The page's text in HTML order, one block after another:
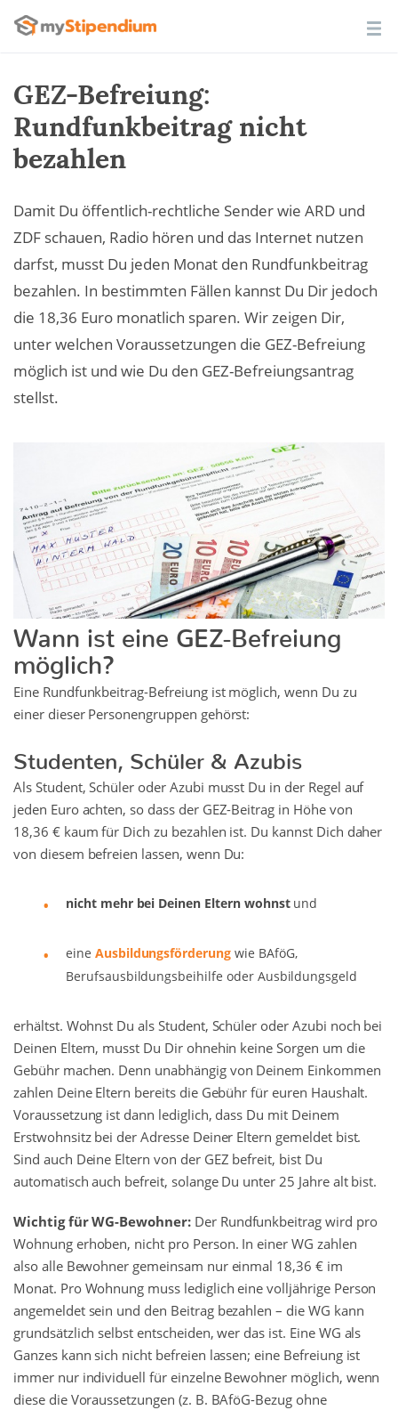
GEZ-Befreiung:
Rundfunkbeitrag nicht
bezahlen
Damit Du öffentlich-rechtliche Sender wie ARD und
ZDF schauen, Radio hören und das Internet nutzen
darfst, musst Du jeden Monat den Rundfunkbeitrag
bezahlen. In bestimmten Fällen kannst Du Dir jedoch
die 18,36 Euro monatlich sparen. Wir zeigen Dir,
unter welchen Voraussetzungen die GEZ-Befreiung
möglich ist und wie Du den GEZ-Befreiungsantrag
stellst.
Wann ist eine GEZ-Befreiung
möglich?
Eine Rundfunkbeitrag-Befreiung ist möglich, wenn Du zu
einer dieser Personengruppen gehörst:
Studenten, Schüler & Azubis
Als Student, Schüler oder Azubi musst Du in der Regel auf
jeden Euro achten, so dass der GEZ-Beitrag in Höhe von
18,36 € kaum für Dich zu bezahlen ist. Du kannst Dich daher
von diesem befreien lassen, wenn Du:
nicht mehr bei Deinen Eltern wohnstund
eine Ausbildungsförderungwie BAföG,
Berufsausbildungsbeihilfe oder Ausbildungsgeld
erhältst. Wohnst Du als Student, Schüler oder Azubi noch bei
Deinen Eltern, musst Du Dir ohnehin keine Sorgen um die
Gebühr machen. Denn unabhängig von Deinem Einkommen
zahlen Deine Eltern bereits die Gebühr für euren Haushalt.
Voraussetzung ist dann lediglich, dass Du mit Deinem
Erstwohnsitz bei der Adresse Deiner Eltern gemeldet bist.
Sind auch Deine Eltern von der GEZ befreit, bist Du
automatisch auch befreit, solange Du unter 25 Jahre alt bist.
Wichtig für WG-Bewohner:Der Rundfunkbeitrag wird pro
Wohnung erhoben, nicht pro Person. In einer WG zahlen
also alle Bewohner gemeinsam nur einmal 18,36 € im
Monat. Pro Wohnung muss lediglich eine volljährige Person
angemeldet sein und den Beitrag bezahlen – die WG kann
grundsätzlich selbst entscheiden, wer das ist. Eine WG als
Ganzes kann sich nicht befreien lassen; eine Befreiung ist
immer nur individuell für einzelne Bewohner möglich, wenn
diese die Voraussetzungen (z. B. BAföG-Bezug ohne